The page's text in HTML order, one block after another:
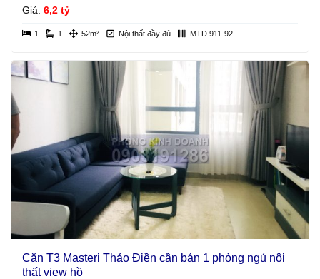
Giá: 6,2 tỷ
1 1 52m² Nội thất đầy đủ MTD 911-92
Căn T3 Masteri Thảo Điền cần bán 1 phòng ngủ nội
thất view hồ